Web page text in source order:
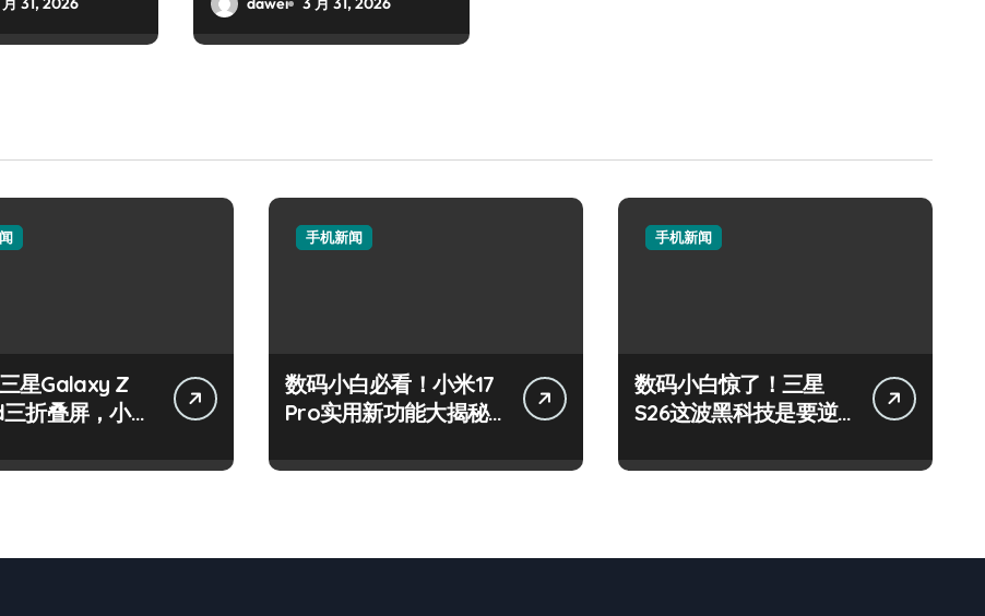
星Galaxy Z
折叠屏，小白
手机新闻
数码小白必看！小米17
Pro实用新功能大揭秘
手机新闻
数码小白惊了！三星
S26这波黑科技是要逆